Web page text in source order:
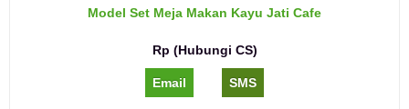
Model Set Meja Makan Kayu Jati Cafe
Rp (Hubungi CS)
Email SMS